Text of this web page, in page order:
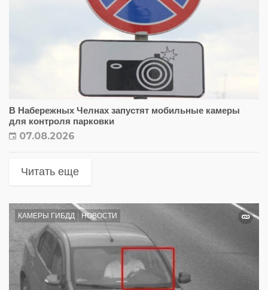
В Набережных Челнах запустят мобильные камеры
для контроля парковки
07.08.2026
Читать еще
КАМЕРЫ ГИБДД НОВОСТИ